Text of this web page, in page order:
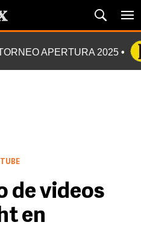
APERTURA 2025
de videos
en